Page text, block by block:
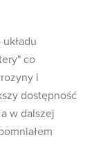
co
i
dostępność
w dalszej